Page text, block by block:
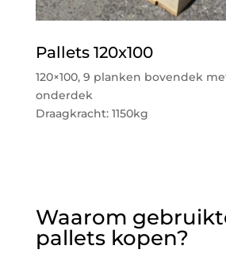
Pallets 120x100
120×100, 9 planken bovendek
onderdek
Draagkracht: 1150kg
Waarom
pallets kopen?